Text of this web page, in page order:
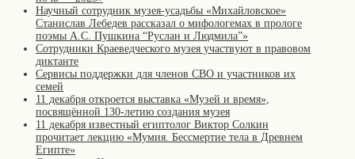
Научный сотрудник музея-усадьбы «Михайловское»
Станислав Лебедев рассказал о мифологемах в прологе
поэмы А.С. Пушкина “Руслан и Людмила”»
Сотрудники Краеведческого музея участвуют в правовом
диктанте
Сервисы поддержки для членов СВО и участников их
семей
11 декабря откроется выставка «Музей и время»,
посвящённой 130-летию создания музея
11 декабря известный египтолог Виктор Солкин
прочитает лекцию «Мумия. Бессмертие тела в Древнем
Египте»